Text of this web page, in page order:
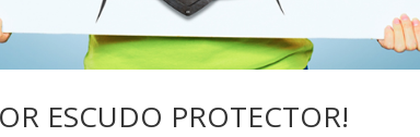
ESCUDO PROTECTOR!